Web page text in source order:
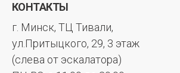
КОНТАКТЫ
г. Минск, ТЦ Тивали,
ул.Притыцкого, 29, 3 этаж
(слева от эскалатора)